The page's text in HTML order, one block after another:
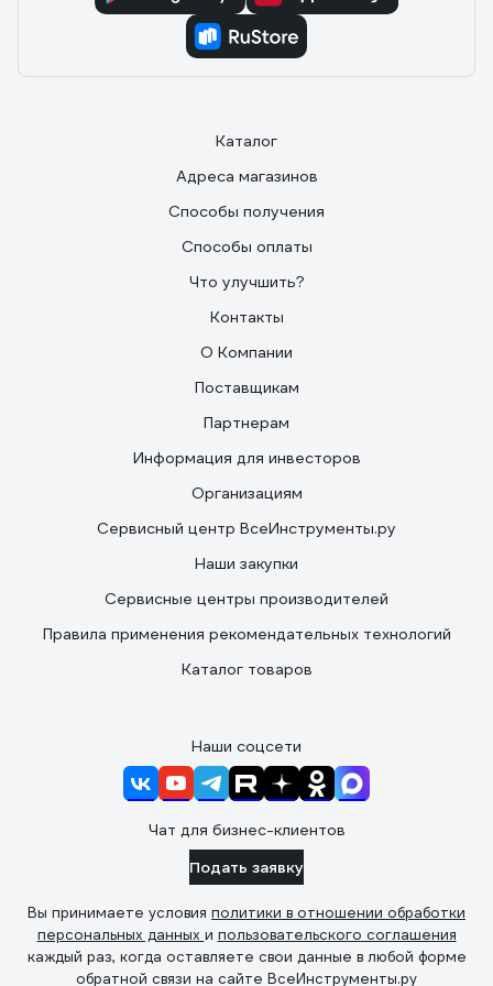
невозможно обжечься, он не горячий.
Каталог
Адреса магазинов
Способы получения
Способы оплаты
Что улучшить?
Контакты
О Компании
Поставщикам
Партнерам
Информация для инвесторов
Организациям
Сервисный центр ВсеИнструменты.ру
Наши закупки
Сервисные центры производителей
Правила применения рекомендательных технологий
Каталог товаров
Наши соцсети
Чат для бизнес-клиентов
Подать заявку
Вы принимаете условия политики в отношении обработки
персональных данных и пользовательского соглашения
каждый раз, когда оставляете свои данные в любой форме
обратной связи на сайте ВсеИнструменты.ру